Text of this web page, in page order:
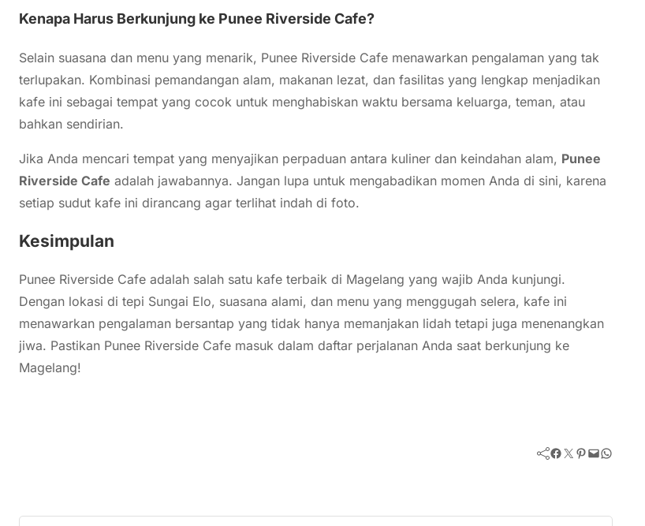
Kenapa Harus Berkunjung ke Punee Riverside Cafe?
Selain suasana dan menu yang menarik, Punee Riverside Cafe menawarkan pengalaman yang tak
terlupakan. Kombinasi pemandangan alam, makanan lezat, dan fasilitas yang lengkap menjadikan
kafe ini sebagai tempat yang cocok untuk menghabiskan waktu bersama keluarga, teman, atau
bahkan sendirian.
Jika Anda mencari tempat yang menyajikan perpaduan antara kuliner dan keindahan alam, Punee
Riverside Cafe adalah jawabannya. Jangan lupa untuk mengabadikan momen Anda di sini, karena
setiap sudut kafe ini dirancang agar terlihat indah di foto.
Kesimpulan
Punee Riverside Cafe adalah salah satu kafe terbaik di Magelang yang wajib Anda kunjungi.
Dengan lokasi di tepi Sungai Elo, suasana alami, dan menu yang menggugah selera, kafe ini
menawarkan pengalaman bersantap yang tidak hanya memanjakan lidah tetapi juga menenangkan
jiwa. Pastikan Punee Riverside Cafe masuk dalam daftar perjalanan Anda saat berkunjung ke
Magelang!
Facebook Twitter Pinterest Mail WhatsApp